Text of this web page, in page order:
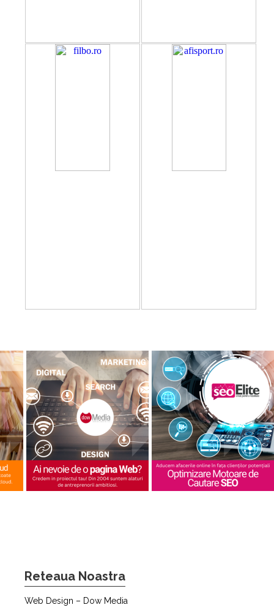
Reteaua Noastra
Web Design – Dow Media